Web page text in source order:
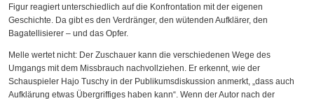
Figur reagiert unterschiedlich auf die Konfrontation mit der eigenen
Geschichte. Da gibt es den Verdränger, den wütenden Aufklärer, den
Bagatellisierer – und das Opfer.
Melle wertet nicht: Der Zuschauer kann die verschiedenen Wege des
Umgangs mit dem Missbrauch nachvollziehen. Er erkennt, wie der
Schauspieler Hajo Tuschy in der Publikumsdiskussion anmerkt, „dass auch
Aufklärung etwas Übergriffiges haben kann“. Wenn der Autor nach der